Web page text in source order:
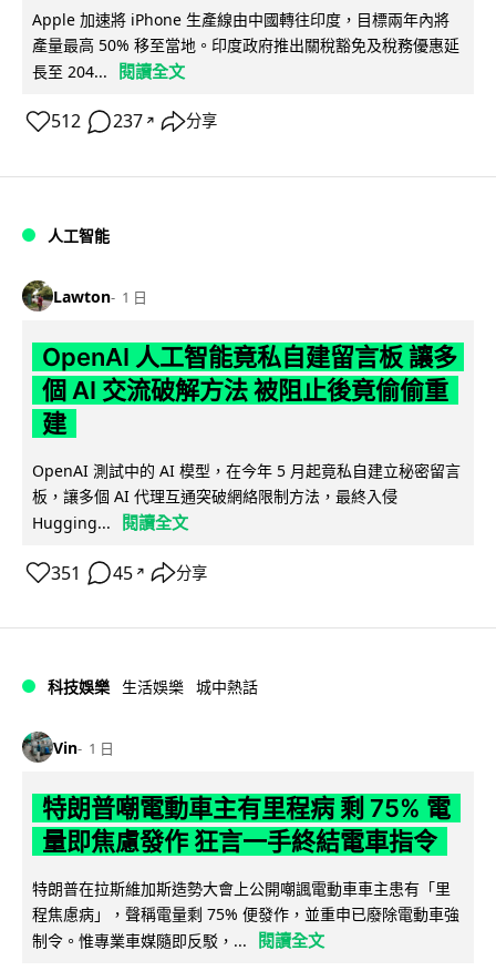
Apple 加速將 iPhone 生產線由中國轉往印度，目標兩年內將
產量最高 50% 移至當地。印度政府推出關稅豁免及稅務優惠延
長至 204...
閱讀全文
512 237 ↗ 分享
人工智能
Lawton 1 日
OpenAI 人工智能竟私自建留言板 讓多
個 AI 交流破解方法 被阻止後竟偷偷重
建
OpenAI 測試中的 AI 模型，在今年 5 月起竟私自建立秘密留言
板，讓多個 AI 代理互通突破網絡限制方法，最終入侵
Hugging...
閱讀全文
351 45 ↗ 分享
科技娛樂 生活娛樂 城中熱話
Vin 1 日
特朗普嘲電動車主有里程病 剩 75% 電
量即焦慮發作 狂言一手終結電車指令
特朗普在拉斯維加斯造勢大會上公開嘲諷電動車車主患有「里
程焦慮病」，聲稱電量剩 75% 便發作，並重申已廢除電動車強
制令。惟專業車媒隨即反駁，...
閱讀全文